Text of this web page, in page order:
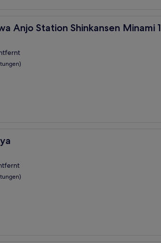
Anjo Station Shinkansen Minami 1
Shinkansen Minami 1